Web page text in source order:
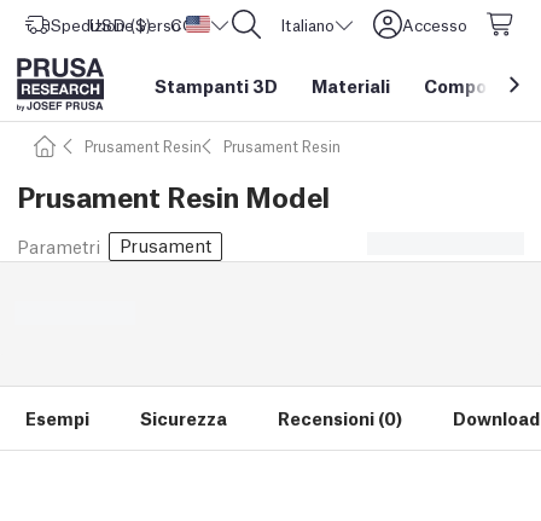
Spedizione verso Stati Uniti d'America
USD ($) CORE One L: Ora disponibile! Italiano Accesso
Stampanti 3D Materiali Componenti
Prusament Resin Prusament Resin
Prusament Resin Model
Parametri Prusament
Esempi Sicurezza Recensioni (0) Download